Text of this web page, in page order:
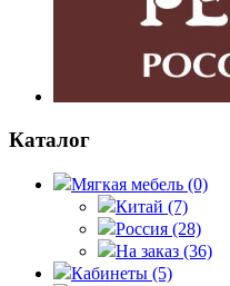
Каталог
Мягкая мебель (0)
Китай (7)
Россия (28)
На заказ (36)
Кабинеты (5)